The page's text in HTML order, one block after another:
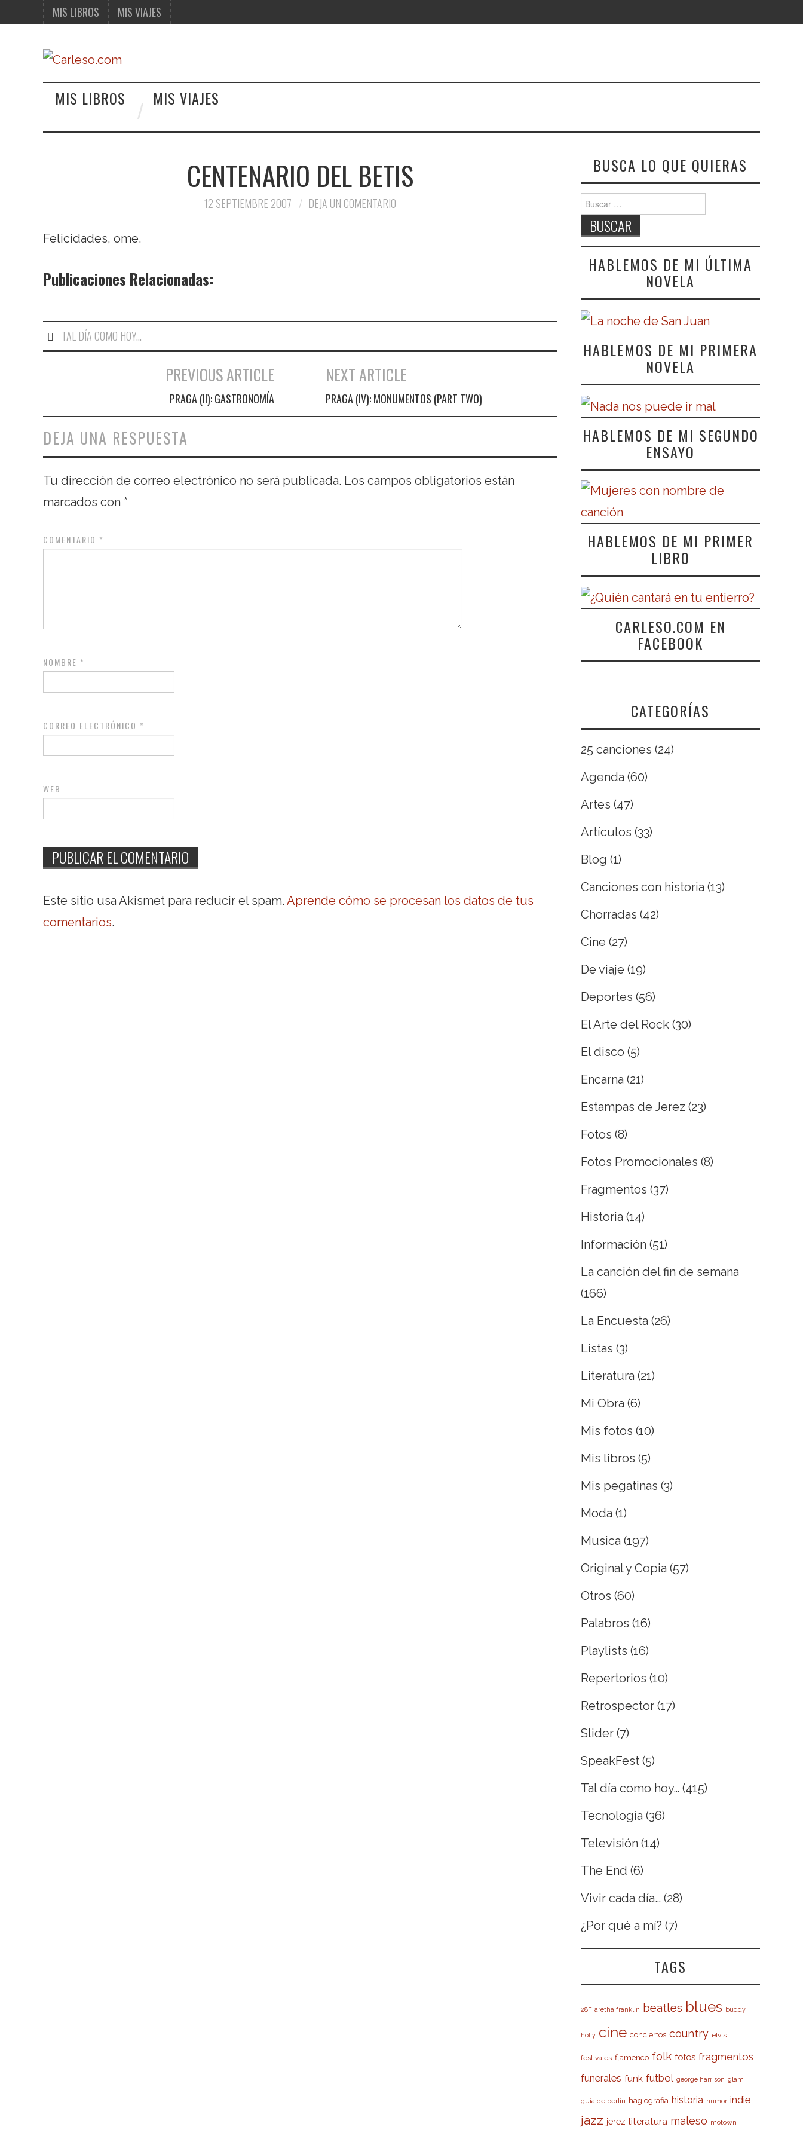
MIS LIBROS MIS VIAJES
MIS LIBROS MIS VIAJES
CENTENARIO DEL BETIS
12 SEPTIEMBRE 2007 DEJA UN COMENTARIO
Felicidades, ome.
Publicaciones Relacionadas:
TAL DÍA COMO HOY...
Navegación de entradas
PREVIOUS ARTICLE
PRAGA (II): GASTRONOMÍA
NEXT ARTICLE
PRAGA (IV): MONUMENTOS (PART TWO)
DEJA UNA RESPUESTA
Tu dirección de correo electrónico no será publicada. Los campos obligatorios están
marcados con *
COMENTARIO *
NOMBRE *
CORREO ELECTRÓNICO *
WEB
Este sitio usa Akismet para reducir el spam. Aprende cómo se procesan los datos de tus
comentarios.
BUSCA LO QUE QUIERAS
Buscar:
HABLEMOS DE MI ÚLTIMA
NOVELA
HABLEMOS DE MI PRIMERA
NOVELA
HABLEMOS DE MI SEGUNDO
ENSAYO
HABLEMOS DE MI PRIMER
LIBRO
CARLESO.COM EN
FACEBOOK
CATEGORÍAS
25 canciones (24)
Agenda (60)
Artes (47)
Artículos (33)
Blog (1)
Canciones con historia (13)
Chorradas (42)
Cine (27)
De viaje (19)
Deportes (56)
El Arte del Rock (30)
El disco (5)
Encarna (21)
Estampas de Jerez (23)
Fotos (8)
Fotos Promocionales (8)
Fragmentos (37)
Historia (14)
Información (51)
La canción del fin de semana
(166)
La Encuesta (26)
Listas (3)
Literatura (21)
Mi Obra (6)
Mis fotos (10)
Mis libros (5)
Mis pegatinas (3)
Moda (1)
Musica (197)
Original y Copia (57)
Otros (60)
Palabros (16)
Playlists (16)
Repertorios (10)
Retrospector (17)
Slider (7)
SpeakFest (5)
Tal día como hoy… (415)
Tecnología (36)
Televisión (14)
The End (6)
Vivir cada día… (28)
¿Por qué a mí? (7)
TAGS
28F aretha franklin beatles blues buddy
holly cine conciertos country elvis
festivales flamenco folk fotos fragmentos
funerales funk futbol george harrison glam
guía de berlín hagiografia historia humor indie
jazz jerez literatura maleso motown